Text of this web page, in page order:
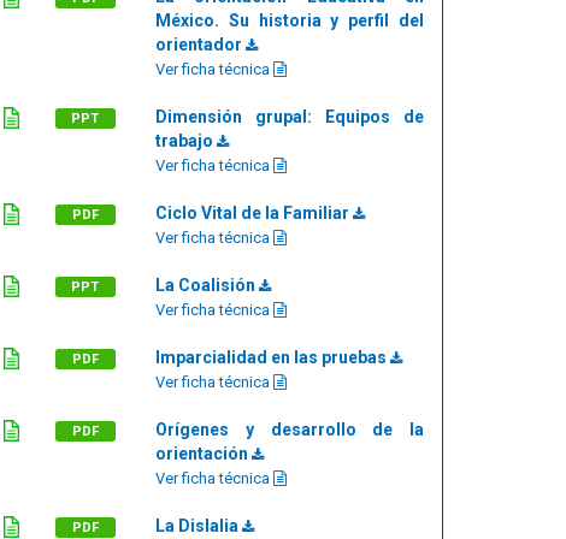
México. Su historia y perfil del
orientador
Ver ficha técnica
PPT
Dimensión grupal: Equipos de
trabajo
Ver ficha técnica
PDF Ciclo Vital de la Familiar
Ver ficha técnica
PPT La Coalisión
Ver ficha técnica
PDF Imparcialidad en las pruebas
Ver ficha técnica
PDF
Orígenes y desarrollo de la
orientación
Ver ficha técnica
PDF La Dislalia